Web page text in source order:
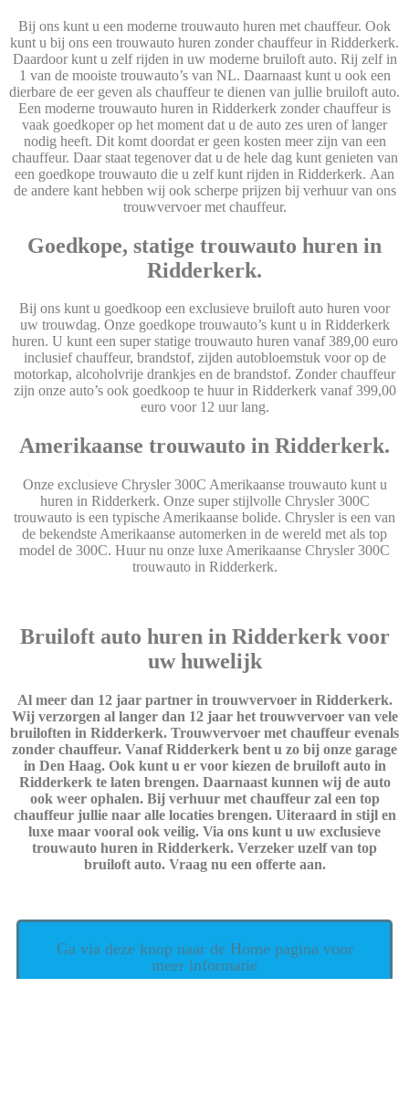
Bij ons kunt u een moderne trouwauto huren met chauffeur. Ook
kunt u bij ons een trouwauto huren zonder chauffeur in Ridderkerk.
Daardoor kunt u zelf rijden in uw moderne bruiloft auto. Rij zelf in
1 van de mooiste trouwauto’s van NL. Daarnaast kunt u ook een
dierbare de eer geven als chauffeur te dienen van jullie bruiloft auto.
Een moderne trouwauto huren in Ridderkerk zonder chauffeur is
vaak goedkoper op het moment dat u de auto zes uren of langer
nodig heeft. Dit komt doordat er geen kosten meer zijn van een
chauffeur. Daar staat tegenover dat u de hele dag kunt genieten van
een goedkope trouwauto die u zelf kunt rijden in Ridderkerk. Aan
de andere kant hebben wij ook scherpe prijzen bij verhuur van ons
trouwvervoer met chauffeur.
Goedkope, statige trouwauto huren in
Ridderkerk.
Bij ons kunt u goedkoop een exclusieve bruiloft auto huren voor
uw trouwdag. Onze goedkope trouwauto’s kunt u in Ridderkerk
huren. U kunt een super statige trouwauto huren vanaf 389,00 euro
inclusief chauffeur, brandstof, zijden autobloemstuk voor op de
motorkap, alcoholvrije drankjes en de brandstof. Zonder chauffeur
zijn onze auto’s ook goedkoop te huur in Ridderkerk vanaf 399,00
euro voor 12 uur lang.
Amerikaanse trouwauto in Ridderkerk.
Onze exclusieve Chrysler 300C Amerikaanse trouwauto kunt u
huren in Ridderkerk. Onze super stijlvolle Chrysler 300C
trouwauto is een typische Amerikaanse bolide. Chrysler is een van
de bekendste Amerikaanse automerken in de wereld met als top
model de 300C. Huur nu onze luxe Amerikaanse Chrysler 300C
trouwauto in Ridderkerk.
Bruiloft auto huren in Ridderkerk voor
uw huwelijk
Al meer dan 12 jaar partner in trouwvervoer in Ridderkerk.
Wij verzorgen al langer dan 12 jaar het trouwvervoer van vele
bruiloften in Ridderkerk. Trouwvervoer met chauffeur evenals
zonder chauffeur. Vanaf Ridderkerk bent u zo bij onze garage
in Den Haag. Ook kunt u er voor kiezen de bruiloft auto in
Ridderkerk te laten brengen. Daarnaast kunnen wij de auto
ook weer ophalen. Bij verhuur met chauffeur zal een top
chauffeur jullie naar alle locaties brengen. Uiteraard in stijl en
luxe maar vooral ook veilig. Via ons kunt u uw exclusieve
trouwauto huren in Ridderkerk. Verzeker uzelf van top
bruiloft auto. Vraag nu een offerte aan.
Ga via deze knop naar de Home pagina voor
meer informatie